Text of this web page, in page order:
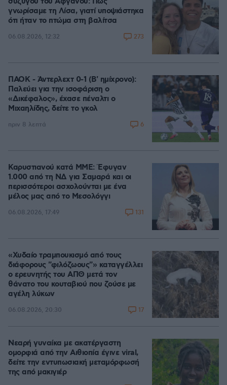
γνωρίσαμε τη Λίσα, γιατί υποψιάστηκα
ότι ήταν το πτώμα στη βαλίτσα
06.08.2026, 12:32 273
ΠΑΟΚ - Άντερλεχτ 0-1 (Β' ημίχρονο):
Παλεύει για την ισοφάριση ο
«Δικέφαλος», έχασε πέναλτι ο
Μιχαηλίδης, δείτε το γκολ
πριν 8 λεπτά 6
Καρυστιανού κατά ΜΜΕ: Έφυγαν
1.000 από τη ΝΔ για Σαμαρά και οι
περισσότεροι ασχολούνται με ένα
μέλος μας από το Μεσολόγγι
06.08.2026, 17:49 131
«Χυδαίο τραμπουκισμό από τους
διάφορους "φιλόζωους"» καταγγέλλει
ο ερευνητής του ΑΠΘ μετά τον
θάνατο του κουταβιού που ζούσε με
αγέλη λύκων
06.08.2026, 20:30 17
Νεαρή γυναίκα με ακατέργαστη
ομορφιά από την Αιθιοπία έγινε viral,
δείτε την εντυπωσιακή μεταμόρφωσή
της από μακιγιέρ